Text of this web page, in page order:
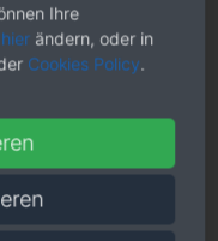
Ihre
hier ändern, oder in
Cookies Policy.